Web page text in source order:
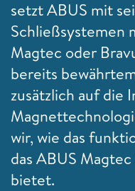
setzt ABUS mit
Schließsystemen
Magtec oder
bereits
zusätzlich auf die
wir, wie das
das ABUS
bietet.